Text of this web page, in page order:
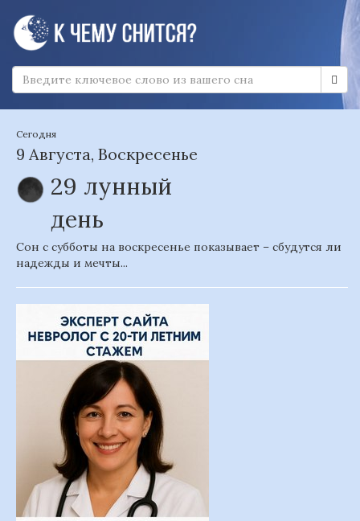
Сегодня
9 Августа, Воскресенье
29 лунный
день
Сон с субботы на воскресенье показывает – сбудутся ли
надежды и мечты...